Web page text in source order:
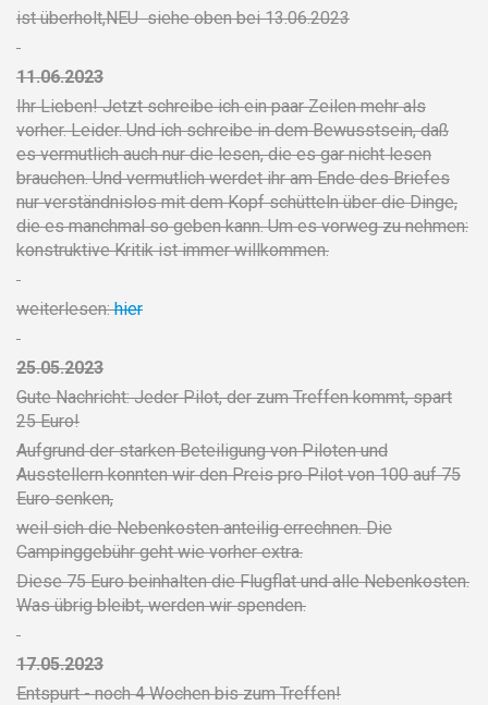
ist überholt,NEU siehe oben bei 13.06.2023
11.06.2023
Ihr Lieben! Jetzt schreibe ich ein paar Zeilen mehr als
vorher. Leider. Und ich schreibe in dem Bewusstsein, daß
es vermutlich auch nur die lesen, die es gar nicht lesen
brauchen. Und vermutlich werdet ihr am Ende des Briefes
nur verständnislos mit dem Kopf schütteln über die Dinge,
die es manchmal so geben kann. Um es vorweg zu nehmen:
konstruktive Kritik ist immer willkommen.
weiterlesen:hier
25.05.2023
Gute Nachricht: Jeder Pilot, der zum Treffen kommt, spart
25 Euro!
Aufgrund der starken Beteiligung von Piloten und
Ausstellern konnten wir den Preis pro Pilot von 100 auf 75
Euro senken,
weil sich die Nebenkosten anteilig errechnen. Die
Campinggebühr geht wie vorher extra.
Diese 75 Euro beinhalten die Flugflat und alle Nebenkosten.
Was übrig bleibt, werden wir spenden.
17.05.2023
Entspurt - noch 4 Wochen bis zum Treffen!